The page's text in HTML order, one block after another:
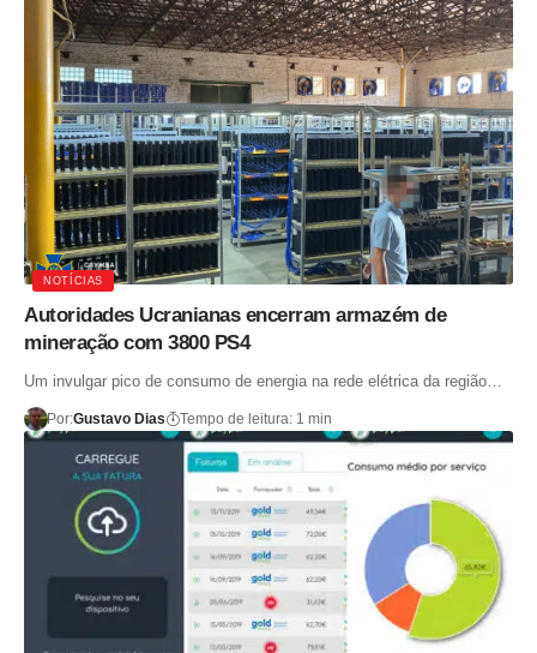
NOTÍCIAS
Autoridades Ucranianas encerram armazém de
mineração com 3800 PS4
Um invulgar pico de consumo de energia na rede elétrica da região…
Por:Gustavo Dias Tempo de leitura: 1 min